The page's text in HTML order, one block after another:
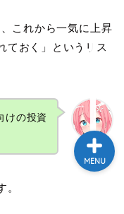
これから一気に上昇
ておく」というリス
さじのき
けの投資
。
MENU
フォリオ